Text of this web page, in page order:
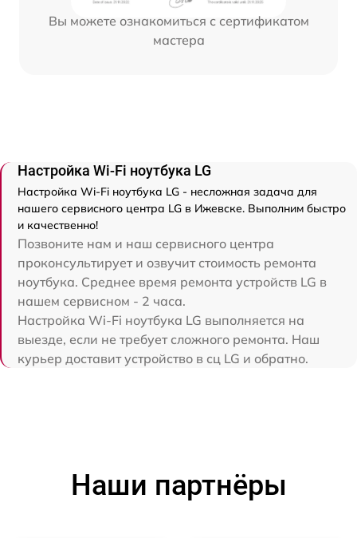
Вы можете ознакомиться с сертификатом
мастера
Настройка Wi-Fi ноутбука LG
Настройка Wi-Fi ноутбука LG - несложная задача для
нашего сервисного центра LG в Ижевске. Выполним быстро
и качественно!
Позвоните нам и наш сервисного центра
проконсультирует и озвучит стоимость ремонта
ноутбука. Среднее время ремонта устройств LG в
нашем сервисном - 2 часа.
Настройка Wi-Fi ноутбука LG выполняется на
выезде, если не требует сложного ремонта. Наш
курьер доставит устройство в сц LG и обратно.
Наши партнёры